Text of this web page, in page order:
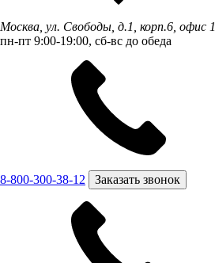
Москва, ул. Свободы, д.1, корп.6, офис 1
пн-пт 9:00-19:00, сб-вс до обеда
8-800-300-38-12 Заказать звонок